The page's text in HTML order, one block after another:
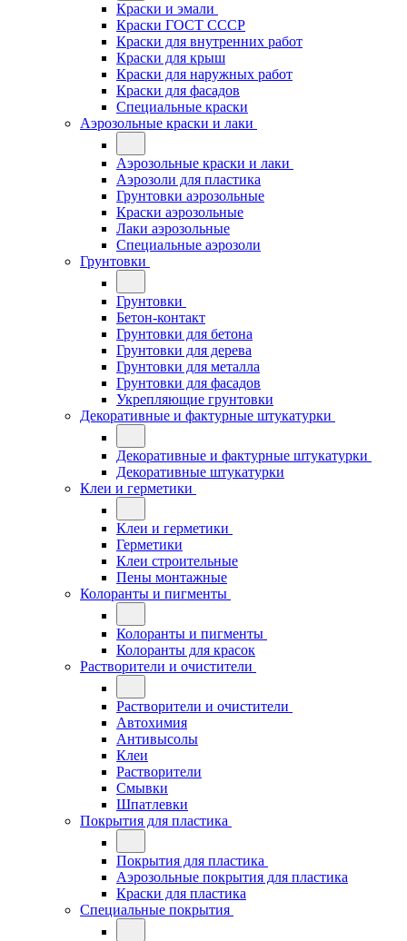
Краски и эмали
Краски ГОСТ СССР
Краски для внутренних работ
Краски для крыш
Краски для наружных работ
Краски для фасадов
Специальные краски
Аэрозольные краски и лаки
Аэрозольные краски и лаки
Аэрозоли для пластика
Грунтовки аэрозольные
Краски аэрозольные
Лаки аэрозольные
Специальные аэрозоли
Грунтовки
Грунтовки
Бетон-контакт
Грунтовки для бетона
Грунтовки для дерева
Грунтовки для металла
Грунтовки для фасадов
Укрепляющие грунтовки
Декоративные и фактурные штукатурки
Декоративные и фактурные штукатурки
Декоративные штукатурки
Клеи и герметики
Клеи и герметики
Герметики
Клеи строительные
Пены монтажные
Колоранты и пигменты
Колоранты и пигменты
Колоранты для красок
Растворители и очистители
Растворители и очистители
Автохимия
Антивысолы
Клеи
Растворители
Смывки
Шпатлевки
Покрытия для пластика
Покрытия для пластика
Аэрозольные покрытия для пластика
Краски для пластика
Специальные покрытия